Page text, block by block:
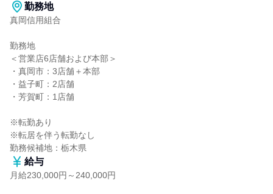
勤務地
真岡信用組合
勤務地
＜営業店6店舗および本部＞
・真岡市：3店舗＋本部
・益子町：2店舗
・芳賀町：1店舗
※転勤あり
※転居を伴う転勤なし
勤務候補地：栃木県
給与
月給230,000円～240,000円